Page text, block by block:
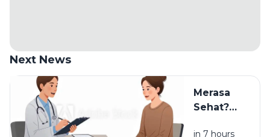
Next News
Merasa
Sehat?
in 7 hours